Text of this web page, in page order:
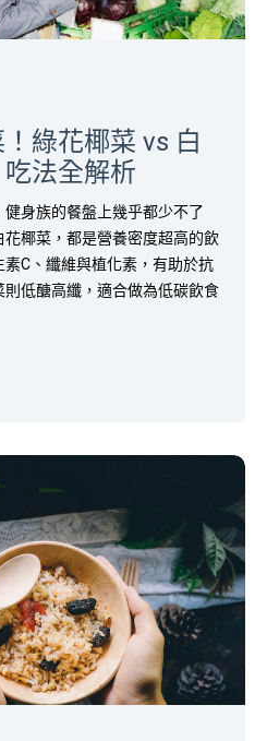
綠花椰菜 vs 白
法全解析
身族的餐盤上幾乎都少不了
花椰菜，都是營養密度超高的飲
C、纖維與植化素，有助於抗
低醣高纖，適合做為低碳飲食